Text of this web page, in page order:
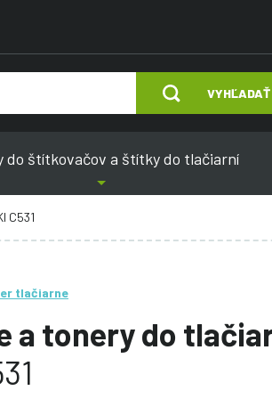
VYHĽADAŤ
do štítkovačov a štítky do tlačiarní
C531
tlačiarne
a tonery do